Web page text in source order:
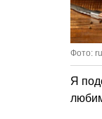
Фото:
Я